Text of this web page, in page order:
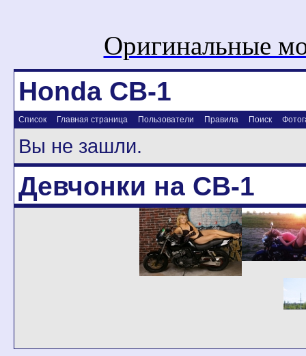
Оригинальные
Honda CB-1
Список Главная страница Пользователи Правила Поиск
Вы не зашли.
Девчонки на CB-1